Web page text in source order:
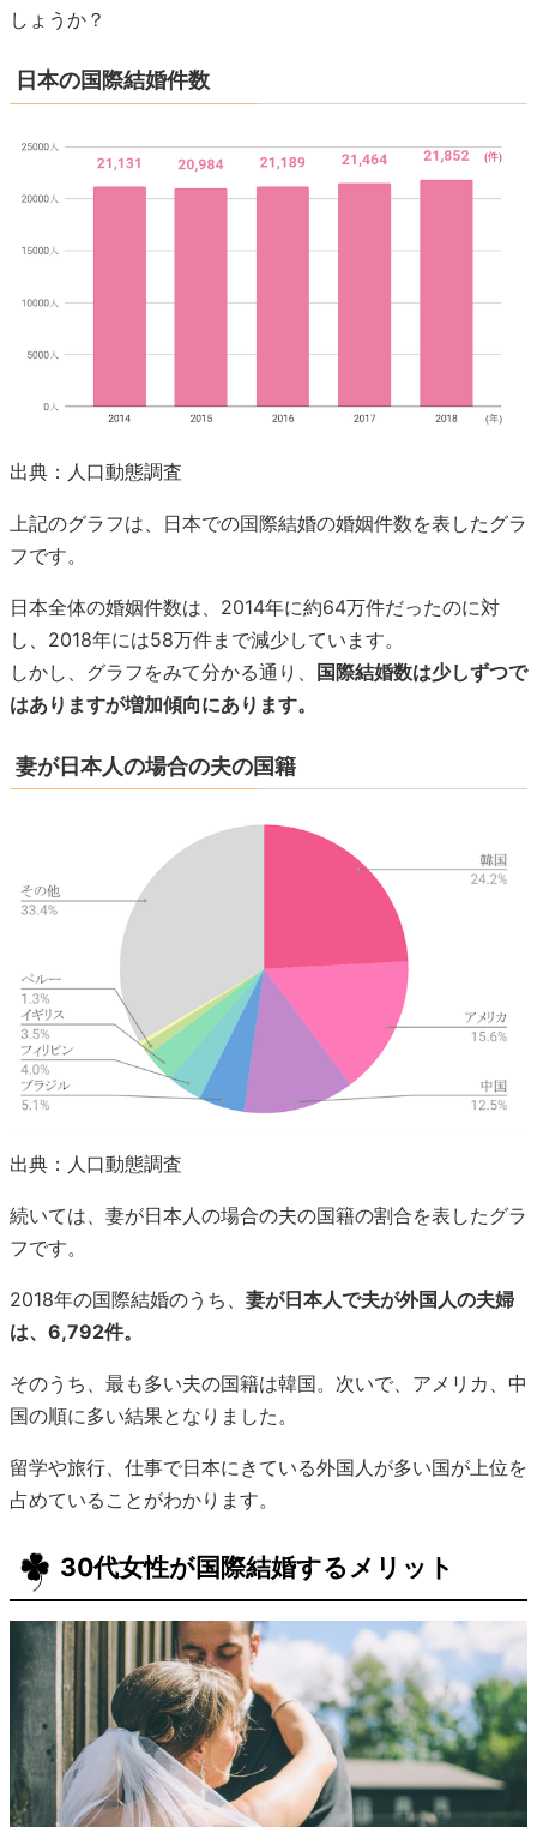
しょうか？
日本の国際結婚件数
出典：人口動態調査
上記のグラフは、日本での国際結婚の婚姻件数を表したグラ
フです。
日本全体の婚姻件数は、2014年に約64万件だったのに対
し、2018年には58万件まで減少しています。
しかし、グラフをみて分かる通り、
国際結婚数は少しずつで
はありますが増加傾向にあります。
妻が日本人の場合の夫の国籍
出典：人口動態調査
続いては、妻が日本人の場合の夫の国籍の割合を表したグラ
フです。
2018年の国際結婚のうち、 妻が日本人で夫が外国人の夫婦
は、6,792件。
そのうち、最も多い夫の国籍は韓国。次いで、アメリカ、中
国の順に多い結果となりました。
留学や旅行、仕事で日本にきている外国人が多い国が上位を
占めていることがわかります。
30代女性が国際結婚するメリット